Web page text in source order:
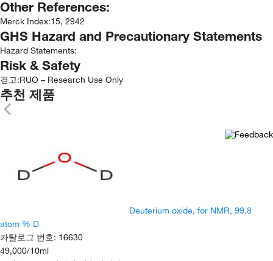
Other References:
Merck Index:15, 2942
GHS Hazard and Precautionary Statements
Hazard Statements:
Risk & Safety
경고:RUO – Research Use Only
추천 제품
Deuterium oxide, for NMR, 99.8
atom % D
카탈로그 번호: 16630
49,000/10ml